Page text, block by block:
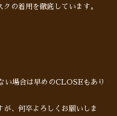
の着用を徹底しています。
い場合は早めのCLOSEもあり
、何卒よろしくお願いしま